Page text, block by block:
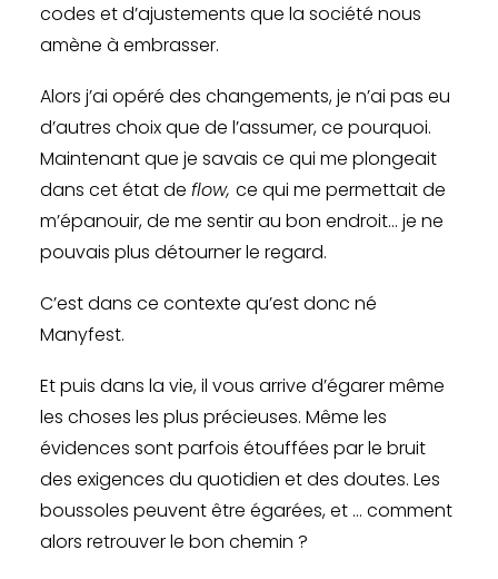
codes et d’ajustements que la société nous
amène à embrasser.
Alors j’ai opéré des changements, je n’ai pas eu
d’autres choix que de l’assumer, ce pourquoi.
Maintenant que je savais ce qui me plongeait
dans cet état de flow, ce qui me permettait de
m’épanouir, de me sentir au bon endroit… je ne
pouvais plus détourner le regard.
C’est dans ce contexte qu’est donc né
Manyfest.
Et puis dans la vie, il vous arrive d’égarer même
les choses les plus précieuses. Même les
évidences sont parfois étouffées par le bruit
des exigences du quotidien et des doutes. Les
boussoles peuvent être égarées, et … comment
alors retrouver le bon chemin ?